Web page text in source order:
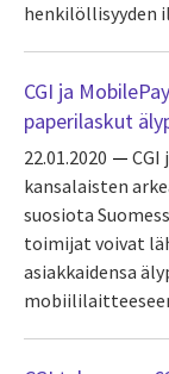
henkilöllisyyden
CGI ja
paperilaskut
22.01.2020
CGI
kansalaisten
suosiota
toimijat voivat
asiakkaidensa